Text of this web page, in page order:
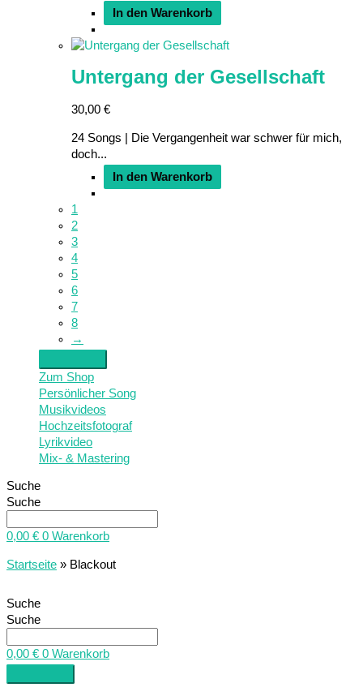
In den Warenkorb
Untergang der Gesellschaft
30,00 €
24 Songs | Die Vergangenheit war schwer für mich,
doch...
In den Warenkorb
1
2
3
4
5
6
7
8
→
Zum Shop
Persönlicher Song
Musikvideos
Hochzeitsfotograf
Lyrikvideo
Mix- & Mastering
Suche
Suche
0,00 € 0 Warenkorb
Startseite » Blackout
Suche
Suche
0,00 € 0 Warenkorb